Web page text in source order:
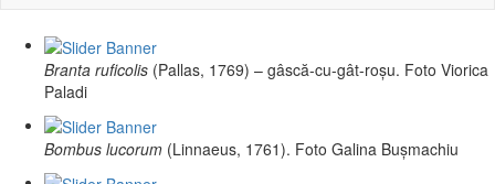
Branta ruficolis (Pallas, 1769) – gâscă-cu-gât-roșu. Foto Viorica
Paladi
Bombus lucorum (Linnaeus, 1761). Foto Galina Bușmachiu